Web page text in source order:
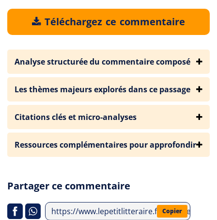
Téléchargez ce commentaire
Analyse structurée du commentaire composé
Les thèmes majeurs explorés dans ce passage
Citations clés et micro-analyses
Ressources complémentaires pour approfondir
Partager ce commentaire
https://www.lepetitlitteraire.fr/analyses-
Copier